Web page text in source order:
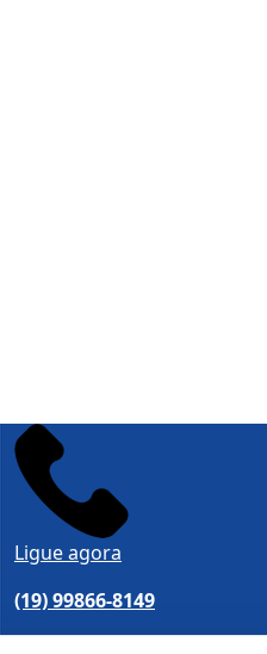
Ligue agora
(19) 99866-8149